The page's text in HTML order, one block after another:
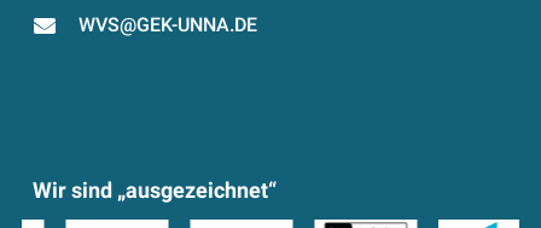
WVS@GEK-UNNA.DE
Wir sind „ausgezeichnet“